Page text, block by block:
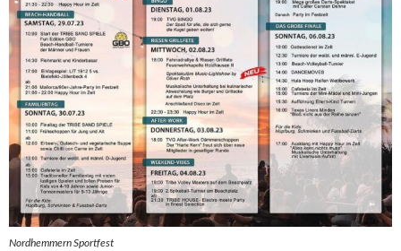
Nordhemmern Sportfest